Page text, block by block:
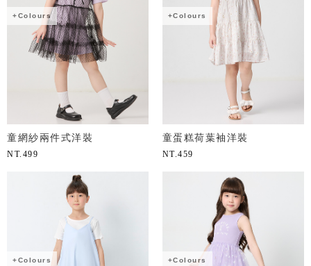
+Colours
童網紗兩件式洋裝
NT. 499
+Colours
童蛋糕荷葉袖洋裝
NT. 459
+Colours +Colours